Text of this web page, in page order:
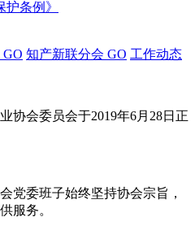
条例》
GO 知产新联分会 GO 工作动态
协会委员会于2019年6月28日正
党委班子始终坚持协会宗旨，
服务。